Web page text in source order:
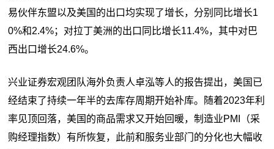
易伙伴东盟以及美国的出口均实现了增长，分别同比增长1
0%和2.4%；对拉丁美洲的出口同比增长11.4%，其中对巴
西出口增长24.6%。
兴业证券宏观团队海外负责人卓泓等人的报告提出，美国已
经结束了持续一年半的去库存周期开始补库。随着2023年利
率见顶回落，美国的商品需求又开始回暖，制造业PMI（采
购经理指数）有所恢复，此前和服务业部门的分化也大幅收